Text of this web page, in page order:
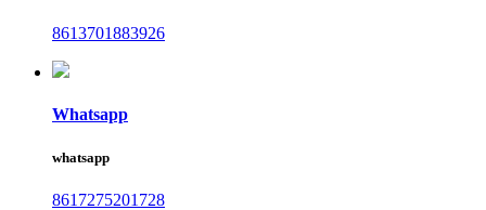
8613701883926
Whatsapp
whatsapp
8617275201728